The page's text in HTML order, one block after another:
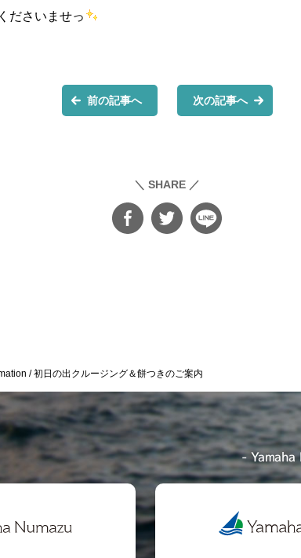
ださいませっ
前の記事へ 次の記事へ
＼ SHARE ／
初日の出クルージング＆餅つきのご案内
-